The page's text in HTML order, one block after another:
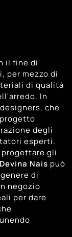
64
il fine di
per mezzo di
di qualità
In
che
degli
esperti.
gli
Devina Nais può
di
negozio
per dare